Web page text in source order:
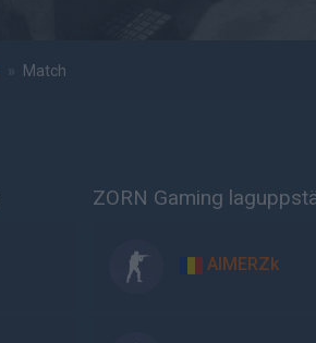
» Match
ZORN Gaming
AIMERZk